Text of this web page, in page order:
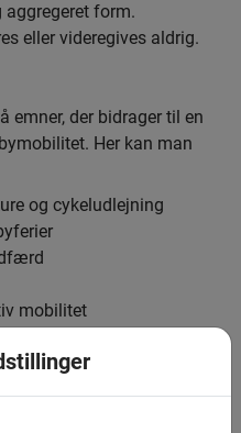
aggregeret form.
eller videregives aldrig.
emner, der bidrager til en
Her kan man
og cykeludlejning
mobilitet
på turismen